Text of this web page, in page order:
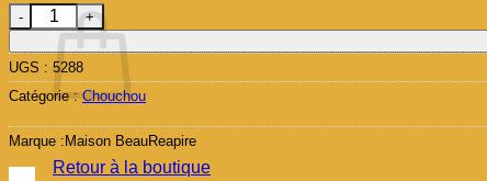
Retour à la boutique
quantité de Chouchou Cofie
UGS : 5288
Catégorie : Chouchou
Marque : Maison BeauReapire